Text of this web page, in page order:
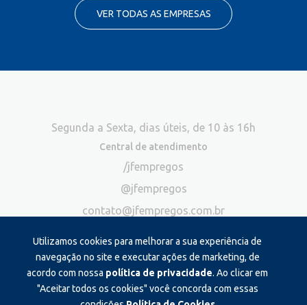
VER TODAS AS EMPRESAS
Utilizamos cookies para melhorar a sua experiência de
navegação no site e executar ações de marketing, de
acordo com nossa política de privacidade. Ao clicar em
"Aceitar todos os cookies" você concorda com essas
Segunda a Sexta, dias úteis, de 10 às 16h
Central de atendimento
/jfempregos
@jfempregos
contato@jfempregos.com.br
Publicidade
*Exclusivo para atendimento via chat. Não atendemos ligações neste
canal